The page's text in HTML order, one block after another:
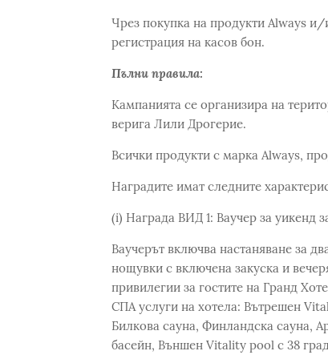
Чрез покупка на продукти Always
регистрация на касов бон.
Пълни правила:
Кампанията се организира на
верига Лили Дрогерие.
Всички продукти с марка Always,
Наградите имат следните
(i) Награда ВИД 1: Ваучер за уикенд
Ваучерът включва настаняване за
нощувки с включена закуска и
привилегии за гостите на Гранд
СПА услуги на хотела: Вътрешен
Билкова сауна, Финландска сауна,
басейн, Външен Vitality pool с 38